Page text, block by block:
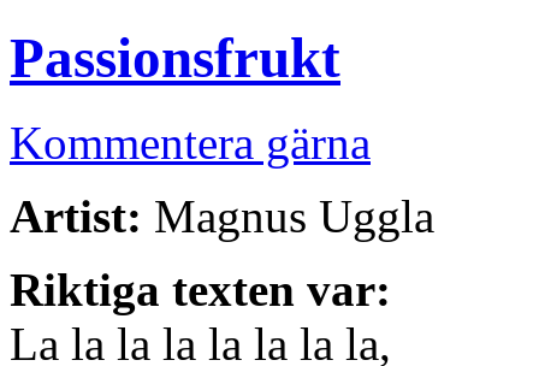
Passionsfrukt
Kommentera gärna
Artist: Magnus Uggla
Riktiga texten var:
La la la la la la la la,